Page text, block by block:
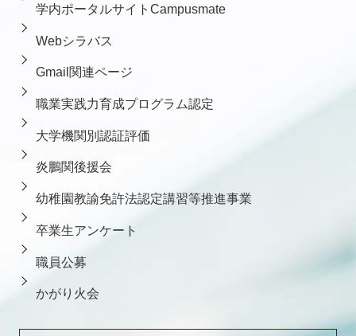
学内ポータルサイトCampusmate
Webシラバス
Gmail関連ページ
職業実践力育成プログラム認定
大学機関別認証評価
炎鵬関後援会
幼稚園教諭免許法認定講習等推進事業
卒業生アンケート
職員公募
かがり火会